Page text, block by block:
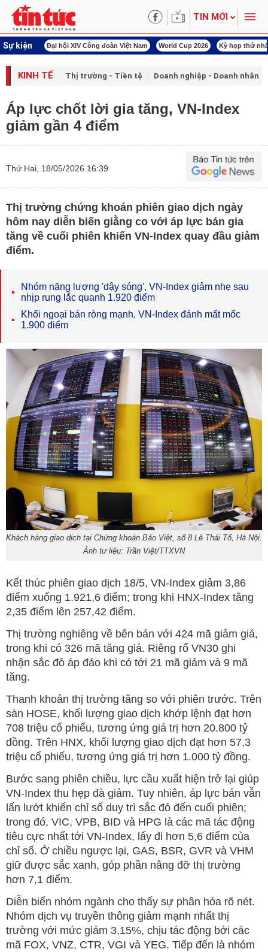
TIN MỚI
Sự kiện
ngày đêm Đại hội XIV Công đoàn Việt Nam World Cup 2026 Kỳ họp thứ
KINH TẾ Thị trường - Tiền tệ Doanh nghiệp - Doanh nhân
Áp lực chốt lời gia tăng, VN-Index
giảm gần 4 điểm
Thứ Hai, 18/05/2026 16:39
Thị trường chứng khoán phiên giao dịch ngày
hôm nay diễn biến giằng co với áp lực bán gia
tăng về cuối phiên khiến VN-Index quay đầu giảm
điểm.
Nhóm năng lượng 'dậy sóng', VN-Index giảm nhẹ sau
nhịp rung lắc quanh 1.920 điểm
Khối ngoại bán ròng mạnh, VN-Index đánh mất mốc
1.900 điểm
Khách hàng giao dịch tại Chứng khoán Bảo Việt, số 8 Lê Thái Tổ, Hà Nội.
Ảnh tư liệu: Trần Việt/TTXVN
Kết thúc phiên giao dịch 18/5, VN-Index giảm 3,86
điểm xuống 1.921,6 điểm; trong khi HNX-Index tăng
2,35 điểm lên 257,42 điểm.
Thị trường nghiêng về bên bán với 424 mã giảm giá,
trong khi có 326 mã tăng giá. Riêng rổ VN30 ghi
nhận sắc đỏ áp đảo khi có tới 21 mã giảm và 9 mã
tăng.
Thanh khoản thị trường tăng so với phiên trước. Trên
sàn HOSE, khối lượng giao dịch khớp lệnh đạt hơn
708 triệu cổ phiếu, tương ứng giá trị hơn 20.800 tỷ
đồng. Trên HNX, khối lượng giao dịch đạt hơn 57,3
triệu cổ phiếu, tương ứng giá trị hơn 1.000 tỷ đồng.
Bước sang phiên chiều, lực cầu xuất hiện trở lại giúp
VN-Index thu hẹp đà giảm. Tuy nhiên, áp lực bán vẫn
lấn lướt khiến chỉ số duy trì sắc đỏ đến cuối phiên;
trong đó, VIC, VPB, BID và HPG là các mã tác động
tiêu cực nhất tới VN-Index, lấy đi hơn 5,6 điểm của
chỉ số. Ở chiều ngược lại, GAS, BSR, GVR và VHM
giữ được sắc xanh, góp phần nâng đỡ thị trường
hơn 7,1 điểm.
Diễn biến nhóm ngành cho thấy sự phân hóa rõ nét.
Nhóm dịch vụ truyền thông giảm mạnh nhất thị
trường với mức giảm 3,15%, chịu tác động bởi các
mã FOX, VNZ, CTR, VGI và YEG. Tiếp đến là nhóm